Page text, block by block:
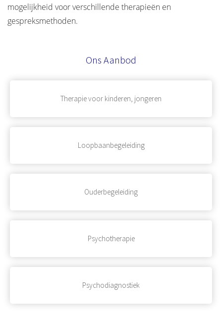
mogelijkheid voor verschillende therapieën en
gespreksmethoden.
Ons Aanbod
Therapie voor kinderen, jongeren
Loopbaanbegeleiding
Ouderbegeleiding
Psychotherapie
Psychodiagnostiek